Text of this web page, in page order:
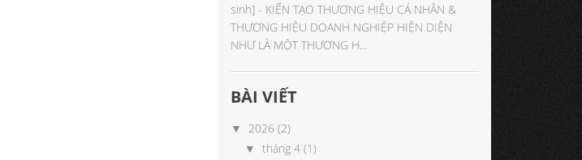
sinh] - KIẾN TẠO THƯƠNG HIỆU CÁ NHÂN &
THƯƠNG HIỆU DOANH NGHIỆP HIỆN DIỆN
NHƯ LÀ MỘT THƯƠNG H...
BÀI VIẾT
▼ 2026 (2)
▼ tháng 4 (1)